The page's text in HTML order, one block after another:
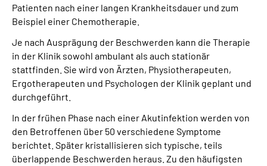
Patienten nach einer langen Krankheitsdauer und zum
Beispiel einer Chemotherapie.
Je nach Ausprägung der Beschwerden kann die Therapie
in der Klinik sowohl ambulant als auch stationär
stattfinden. Sie wird von Ärzten, Physiotherapeuten,
Ergotherapeuten und Psychologen der Klinik geplant und
durchgeführt.
In der frühen Phase nach einer Akutinfektion werden von
den Betroffenen über 50 verschiedene Symptome
berichtet. Später kristallisieren sich typische, teils
überlappende Beschwerden heraus. Zu den häufigsten